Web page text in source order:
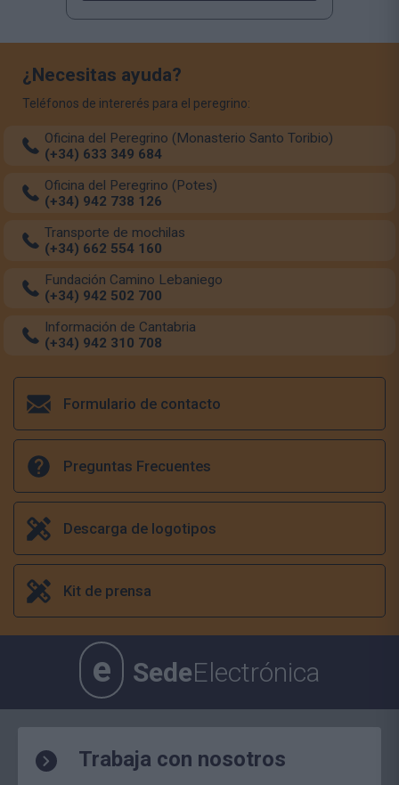
¿Necesitas ayuda?
Teléfonos de intererés para el peregrino:
Oficina del Peregrino (Monasterio Santo Toribio)
(+34) 633 349 684
Oficina del Peregrino (Potes)
(+34) 942 738 126
Transporte de mochilas
(+34) 662 554 160
Fundación Camino Lebaniego
(+34) 942 502 700
Información de Cantabria
(+34) 942 310 708
Formulario de contacto
Preguntas Frecuentes
Descarga de logotipos
Kit de prensa
e SedeElectrónica
Trabaja con nosotros